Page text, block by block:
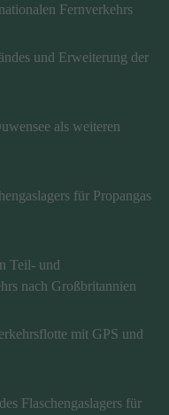
Fernverkehrs
und Erweiterung der
als weiteren
für Propangas
Teil- und
nach Großbritannien
mit GPS und
Flaschengaslagers für